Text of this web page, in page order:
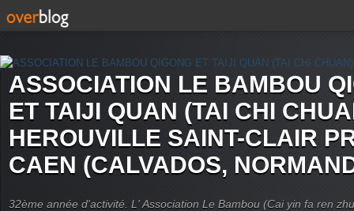
ASSOCIATION LE BAMBOU
ET TAIJI QUAN (TAI CHI
HEROUVILLE SAINT-CLAIR
CAEN (CALVADOS,
32ème année d'activité. L' Association Le Bambou (Cai yin fa ren